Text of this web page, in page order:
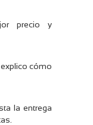
precio y
cómo
la entrega